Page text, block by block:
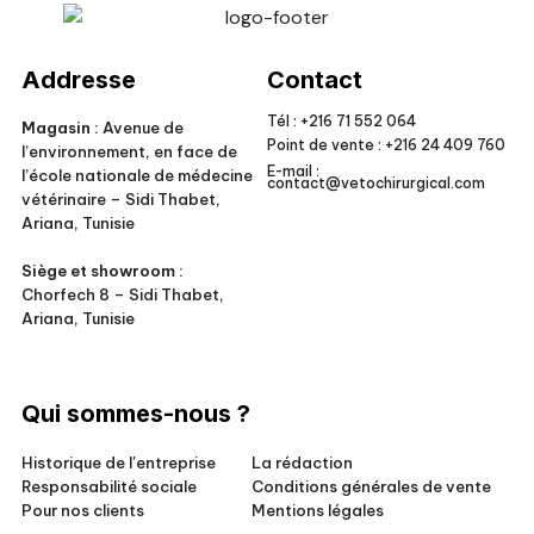
Addresse
Magasin : Avenue de
l’environnement, en face de
l’école nationale de médecine
vétérinaire – Sidi Thabet,
Ariana, Tunisie
Siège et showroom :
Chorfech 8 – Sidi Thabet,
Ariana, Tunisie
Contact
Tél : +216 71 552 064
Point de vente : +216 24 409 760
E-mail :
contact@vetochirurgical.com
Qui sommes-nous ?
Historique de l'entreprise
Responsabilité sociale
Pour nos clients
La rédaction
Conditions générales de vente
Mentions légales